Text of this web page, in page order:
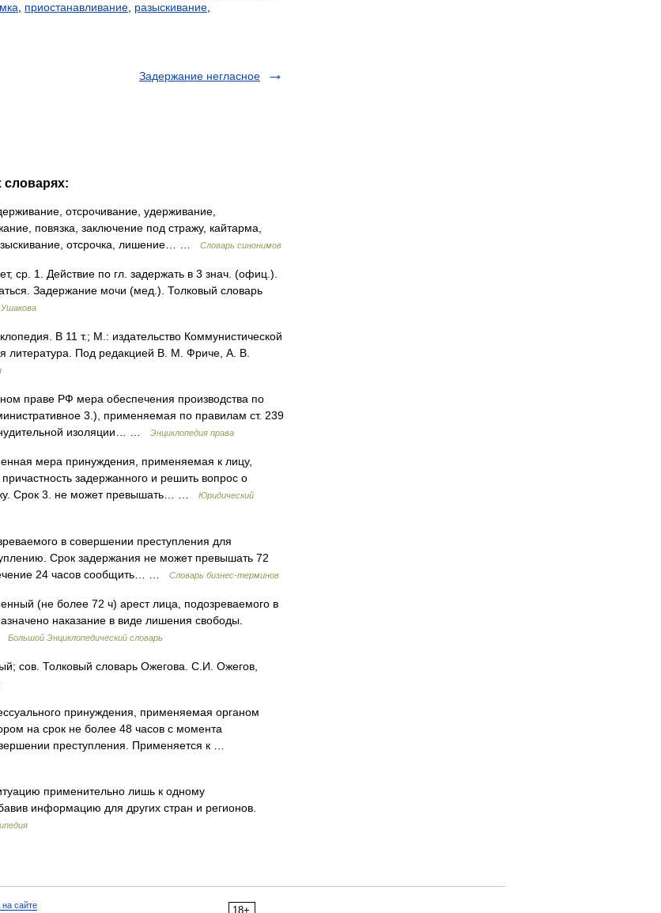
приостанавливание разыскивание
Задержание негласное
словарях:
отсрочивание, удерживание,
повязка, заключение под стражу, кайтарма,
отсрочка, лишение… …
Словарь синонимов
1. Действие по гл. задержать в 3 знач. (офиц.).
Задержание мочи (мед.). Толковый словарь
Ушакова
В 11 т.; М.: издательство Коммунистической
литература. Под редакцией В. М. Фриче, А. В.
праве РФ мера обеспечения производства по
3.), применяемая по правилам ст. 239
изоляции… …
Энциклопедия права
мера принуждения, применяемая к лицу,
задержанного и решить вопрос о
Срок 3. не может превышать… …
Юридический
в совершении преступления для
Срок задержания не может превышать 72
24 часов сообщить… …
Словарь бизнес-терминов
(не более 72 ч) арест лица, подозреваемого в
наказание в виде лишения свободы.
Большой Энциклопедический словарь
сов. Толковый словарь Ожегова. С.И. Ожегов,
принуждения, применяемая органом
на срок не более 48 часов с момента
преступления. Применяется к …
применительно лишь к одному
информацию для других стран и регионов.
18+
сайте